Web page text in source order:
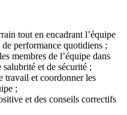
tout en encadrant l’équipe
performance quotidiens ;
membres de l’équipe dans
salubrité et de sécurité ;
travail et coordonner les
;
et des conseils correctifs